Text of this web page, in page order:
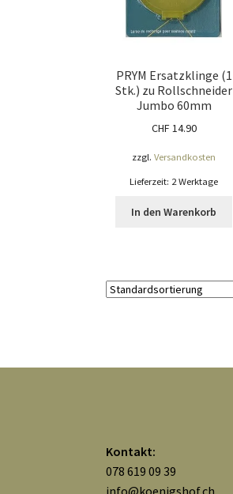
PRYM Ersatzklinge (1
Stk.) zu Rollschneider
Jumbo 60mm
CHF14.90
zzgl.Versandkosten
Lieferzeit: 2 Werktage
In den Warenkorb
Kontakt:
078 619 09 39
info@koenigshof.ch